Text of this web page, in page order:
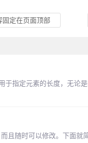
定在页面顶部
于指定元素的长度，无
且随时可以修改。下面就